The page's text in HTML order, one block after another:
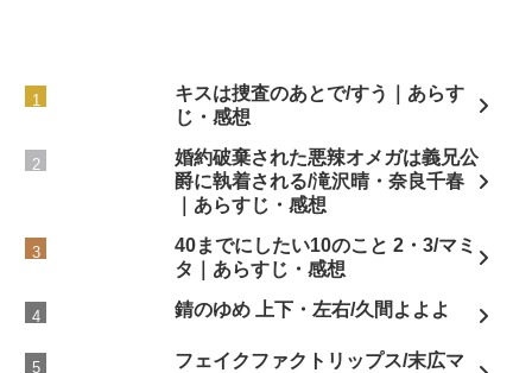
キスは捜査のあとで/すう｜あらす
じ・感想
婚約破棄された悪辣オメガは義兄公
爵に執着される/滝沢晴・奈良千春
｜あらすじ・感想
40までにしたい10のこと 2・3/マミ
タ｜あらすじ・感想
錆のゆめ 上下・左右/久間よよよ
フェイクファクトリップス/末広マ